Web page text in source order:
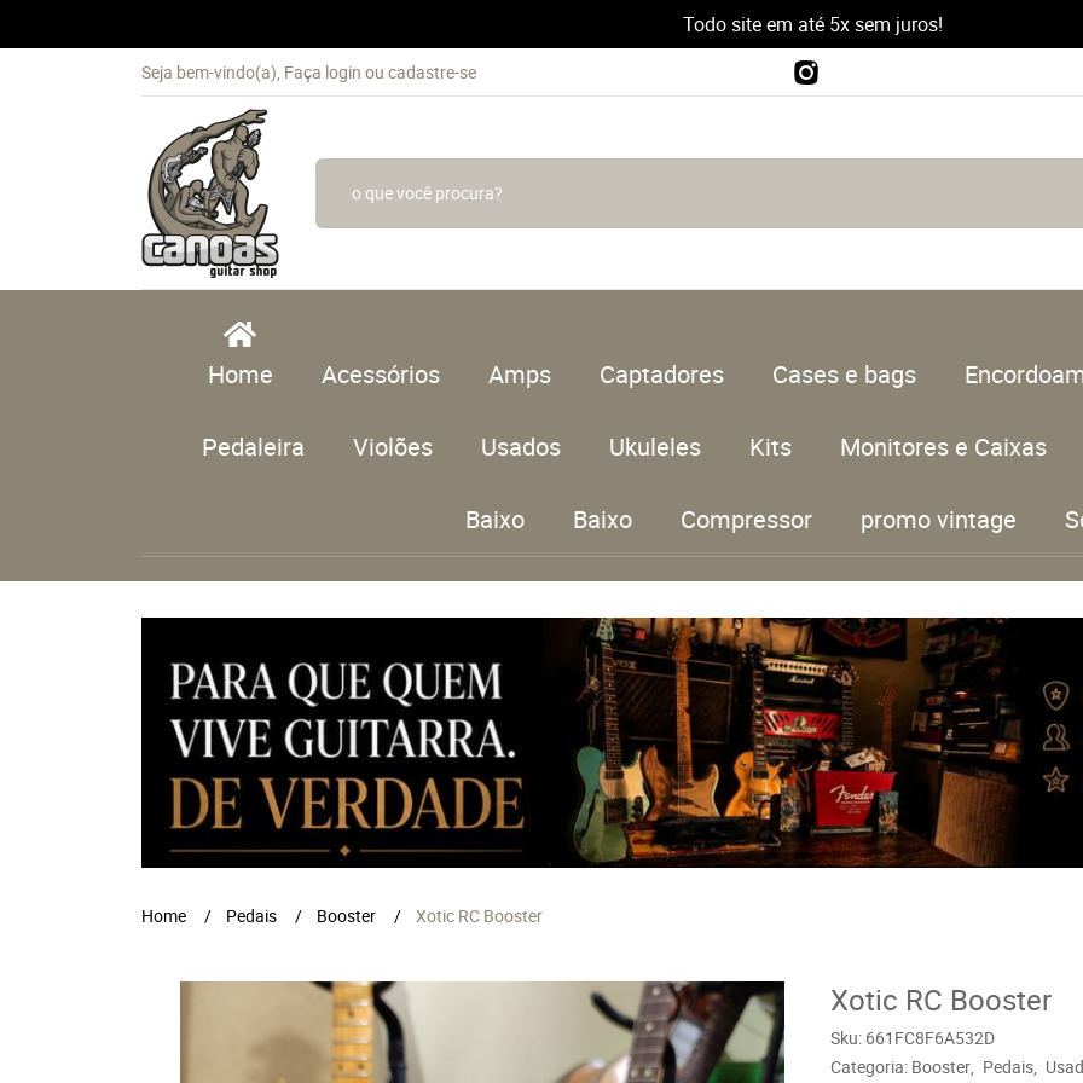
Todo site em até 5x sem juros!
Seja bem-vindo(a), Faça login ou cadastre-se
Home Acessórios Amps Captadores Cases e bags
Pedaleira Violões Usados Ukuleles Kits Monitores e Caixas
Baixo Baixo Compressor promo vintage
Home Pedais Booster Xotic RC Booster
Xotic RC Booster
Sku: 661FC8F6A532D
Categoria: Booster Pedais